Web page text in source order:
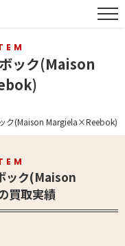
ック(Maison
ク(Maison Margiela×Reebok)
ック(Maison
買取実績